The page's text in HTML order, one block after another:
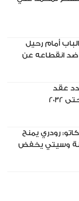
أمام رحيل
ضد انقطاعه عن
عقد
رودري يمنح
وسيتي يخفض